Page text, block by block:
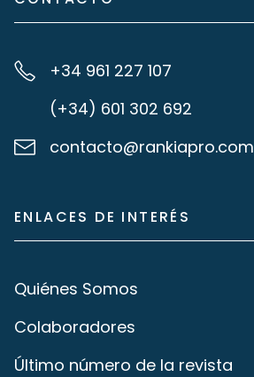
+34 961 227 107
(+34) 601 302 692
contacto@rankiapro.com
ENLACES DE INTERÉS
Quiénes Somos
Colaboradores
Último número de la revista